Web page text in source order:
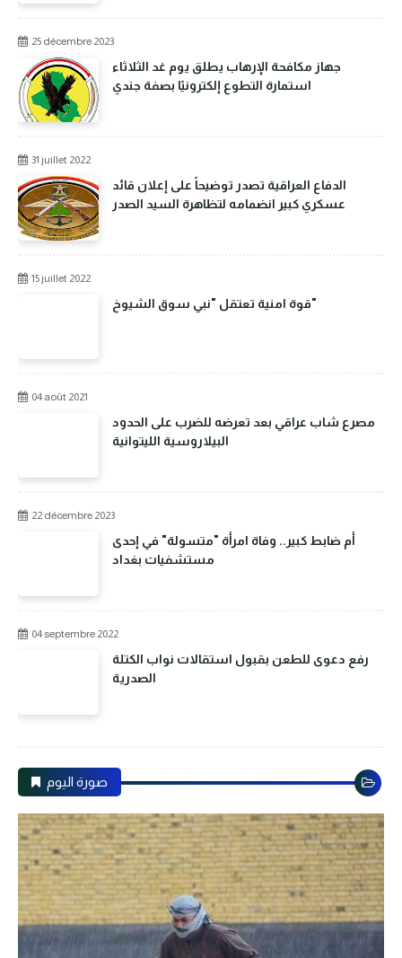
25 décembre 2023
جهاز مكافحة الإرهاب يطلق يوم غد الثلاثاء
استمارة التطوع إلكترونيًا بصفة جندي
31 juillet 2022
الدفاع العراقية تصدر توضيحاً على إعلان قائد
عسكري كبير انضمامه لتظاهرة السيد الصدر
15 juillet 2022
قوة امنية تعتقل "نبي سوق الشيوخ"
04 août 2021
مصرع شاب عراقي بعد تعرضه للضرب على الحدود
البيلاروسية الليتوانية
22 décembre 2023
أم ضابط كبير.. وفاة امرأة "متسولة" في إحدى
مستشفيات بغداد
04 septembre 2022
رفع دعوى للطعن بقبول استقالات نواب الكتلة
الصدرية
صورة اليوم